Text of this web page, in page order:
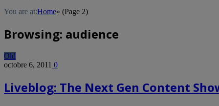
You are at:Home» (Page 2)
Browsing: audience
Old
octobre 6, 2011 0
Liveblog: The Next Gen Content